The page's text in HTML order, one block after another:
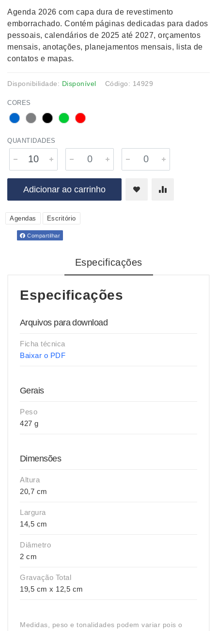
Agenda 2026 com capa dura de revestimento
emborrachado. Contém páginas dedicadas para dados
pessoais, calendários de 2025 até 2027, orçamentos
mensais, anotações, planejamentos mensais, lista de
contatos e mapas.
Disponibilidade: Disponível Código: 14929
CORES
QUANTIDADES
Adicionar ao carrinho
Agendas Escritório
Compartilhar
Especificações
Especificações
Arquivos para download
Ficha técnica
Baixar o PDF
Gerais
Peso
427 g
Dimensões
Altura
20,7 cm
Largura
14,5 cm
Diâmetro
2 cm
Gravação Total
19,5 cm x 12,5 cm
Medidas, peso e tonalidades podem variar pois o